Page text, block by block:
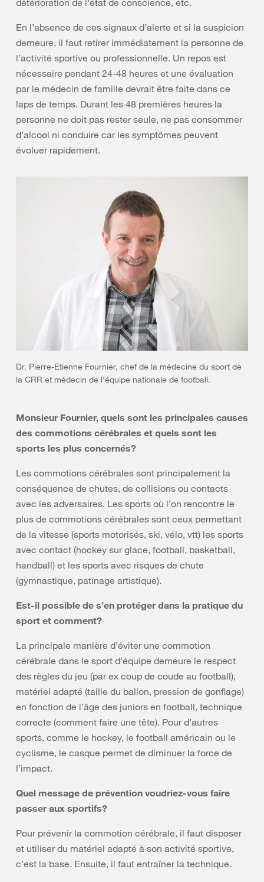
En l’absence de ces signaux d’alerte et si la suspicion
demeure, il faut retirer immédiatement la personne de
l’activité sportive ou professionnelle. Un repos est
nécessaire pendant 24-48 heures et une évaluation
par le médecin de famille devrait être faite dans ce
laps de temps. Durant les 48 premières heures la
personne ne doit pas rester seule, ne pas consommer
d’alcool ni conduire car les symptômes peuvent
évoluer rapidement.
Dr. Pierre-Etienne Fournier, chef de la médecine du sport de
la CRR et médecin de l’équipe nationale de football.
Monsieur Fournier, quels sont les principales causes
des commotions cérébrales et quels sont les
sports les plus concernés?
Les commotions cérébrales sont principalement la
conséquence de chutes, de collisions ou contacts
avec les adversaires. Les sports où l’on rencontre le
plus de commotions cérébrales sont ceux permettant
de la vitesse (sports motorisés, ski, vélo, vtt) les sports
avec contact (hockey sur glace, football, basketball,
handball) et les sports avec risques de chute
(gymnastique, patinage artistique).
Est-il possible de s’en protéger dans la pratique du
sport et comment?
La principale manière d’éviter une commotion
cérébrale dans le sport d’équipe demeure le respect
des règles du jeu (par ex coup de coude au football),
matériel adapté (taille du ballon, pression de gonflage)
en fonction de l’âge des juniors en football, technique
correcte (comment faire une tête). Pour d’autres
sports, comme le hockey, le football américain ou le
cyclisme, le casque permet de diminuer la force de
l’impact.
Quel message de prévention voudriez-vous faire
passer aux sportifs?
Pour prévenir la commotion cérébrale, il faut disposer
et utiliser du matériel adapté à son activité sportive,
c’est la base. Ensuite, il faut entraîner la technique.